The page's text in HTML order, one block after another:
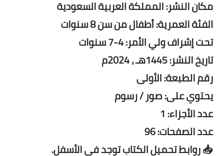
مكان النشر: المملكة العربية السعودية
الفئة العمرية: أطفال من سن 8 سنوات
تحت إشراف ولي الأمر: 4-7 سنوات
تاريخ النشر: 1445هـ ، 2024م
رقم الطبعة: الأولى
يحتوي على: صور / رسوم
عدد الأجزاء: 1
عدد الصفحات: 96
📥 روابط تحميل الكتاب توجد فى الأسفل.